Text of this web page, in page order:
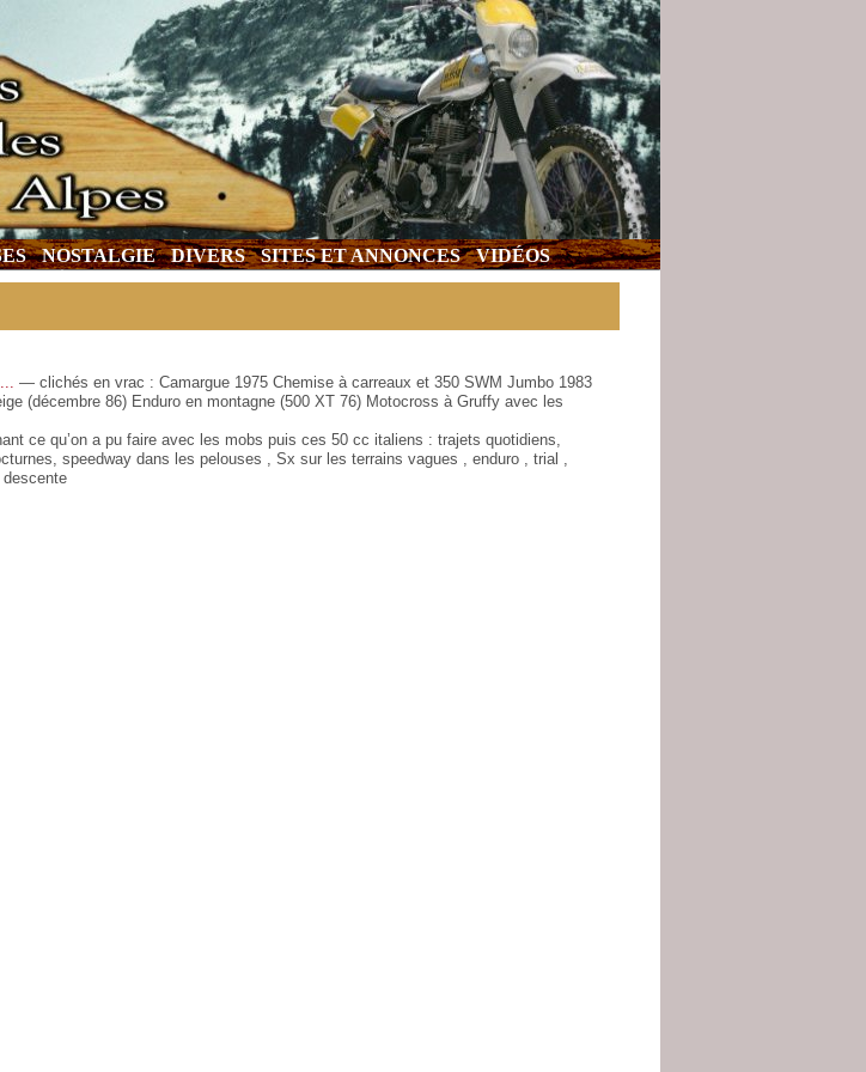
NOSTALGIE DIVERS SITES ET ANNONCES VIDÉOS
— clichés en vrac : Camargue 1975 Chemise à carreaux et 350 SWM Jumbo 1983
(décembre 86) Enduro en montagne (500 XT 76) Motocross à Gruffy avec les
ce qu’on a pu faire avec les mobs puis ces 50 cc italiens : trajets quotidiens,
speedway dans les pelouses , Sx sur les terrains vagues , enduro , trial ,